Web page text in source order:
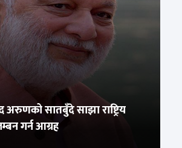
अरुणको सातबुँदे साझा राष्ट्रिय
गर्न आग्रह